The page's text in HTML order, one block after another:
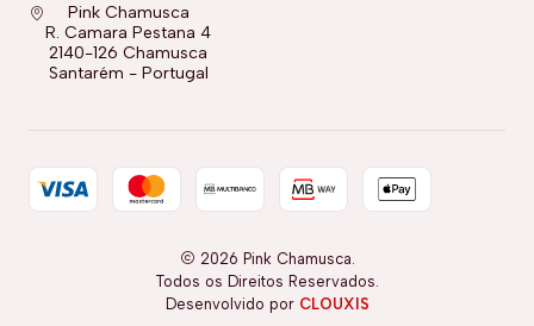
Pink Chamusca
R. Camara Pestana 4
2140-126 Chamusca
Santarém - Portugal
2026 Pink Chamusca.
Todos os Direitos Reservados.
Desenvolvido por CLOUXIS